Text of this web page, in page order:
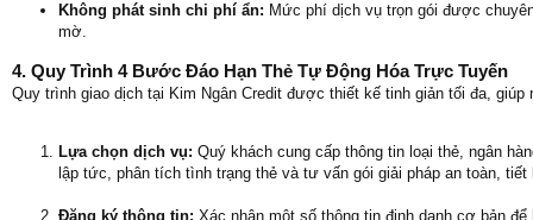
Không phát sinh chi phí ẩn: Mức phí dịch vụ trọn gói được
mờ.
4. Quy Trình 4 Bước Đáo Hạn Thẻ Tự Động Hóa Trực Tuyến
Quy trình giao dịch tại Kim Ngân Credit được thiết kế tinh giản tối đa, giúp
Lựa chọn dịch vụ: Quý khách cung cấp thông tin loại thẻ, ngân
lập tức, phân tích tình trạng thẻ và tư vấn gói giải pháp an toàn,
Đăng ký thông tin: Xác nhận một số thông tin định danh cơ bản